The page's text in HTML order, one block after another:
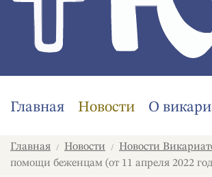
Главная Новости О
Главная / Новости / Новости
помощи беженцам (от 11 апреля 2022